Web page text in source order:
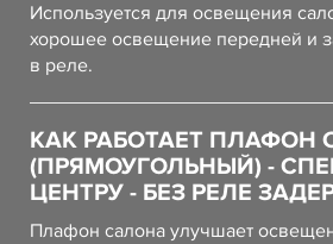
Используется для освещения
хорошее освещение передней и
в реле.
КАК РАБОТАЕТ ПЛАФОН
(ПРЯМОУГОЛЬНЫЙ) -
ЦЕНТРУ - БЕЗ РЕЛЕ
Плафон салона улучшает